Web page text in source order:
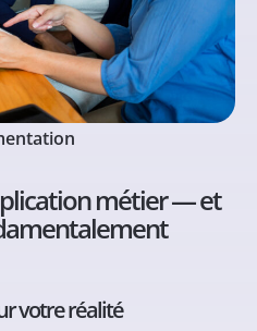
métier — et
votre réalité